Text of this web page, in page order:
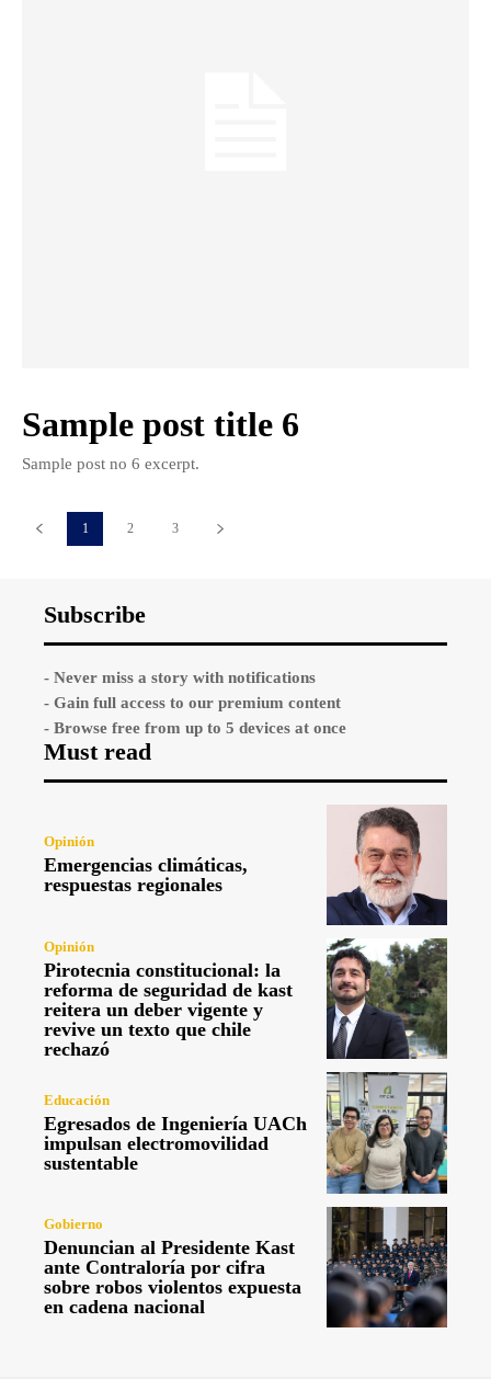
Sample post title 6
Sample post no 6 excerpt.
1 2 3
Subscribe
- Never miss a story with notifications
- Gain full access to our premium content
- Browse free from up to 5 devices at once
Must read
Opinión
Emergencias climáticas,
respuestas regionales
Opinión
Pirotecnia constitucional: la
reforma de seguridad de kast
reitera un deber vigente y
revive un texto que chile
rechazó
Educación
Egresados de Ingeniería UACh
impulsan electromovilidad
sustentable
Gobierno
Denuncian al Presidente Kast
ante Contraloría por cifra
sobre robos violentos expuesta
en cadena nacional